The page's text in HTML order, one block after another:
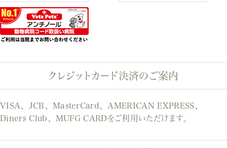
クレジットカード決済のご案内
VISA、JCB、MasterCard、AMERICAN EXPRESS、
Diners Club、MUFG CARDをご利用いただけます。